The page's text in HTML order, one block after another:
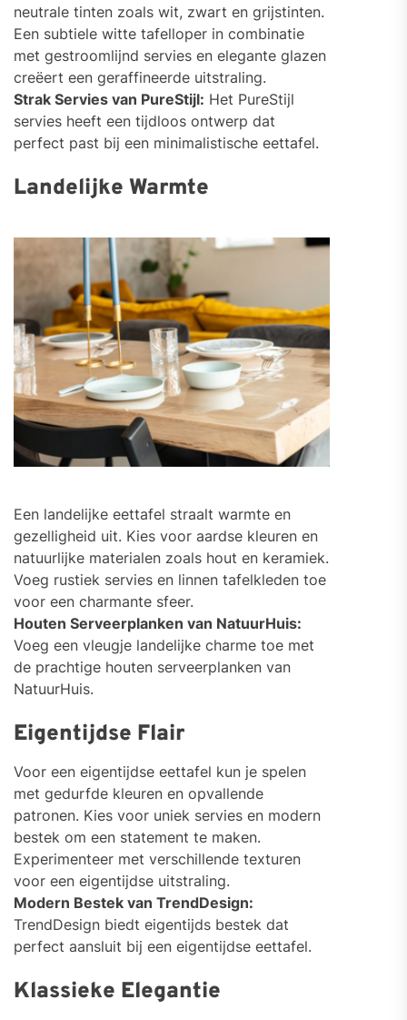
neutrale tinten zoals wit, zwart en grijstinten.
Een subtiele witte tafelloper in combinatie
met gestroomlijnd servies en elegante glazen
creëert een geraffineerde uitstraling.
Strak Servies van PureStijl: Het PureStijl
servies heeft een tijdloos ontwerp dat
perfect past bij een minimalistische eettafel.
Landelijke Warmte
Een landelijke eettafel straalt warmte en
gezelligheid uit. Kies voor aardse kleuren en
natuurlijke materialen zoals hout en keramiek.
Voeg rustiek servies en linnen tafelkleden toe
voor een charmante sfeer.
Houten Serveerplanken van NatuurHuis:
Voeg een vleugje landelijke charme toe met
de prachtige houten serveerplanken van
NatuurHuis.
Eigentijdse Flair
Voor een eigentijdse eettafel kun je spelen
met gedurfde kleuren en opvallende
patronen. Kies voor uniek servies en modern
bestek om een statement te maken.
Experimenteer met verschillende texturen
voor een eigentijdse uitstraling.
Modern Bestek van TrendDesign:
TrendDesign biedt eigentijds bestek dat
perfect aansluit bij een eigentijdse eettafel.
Klassieke Elegantie